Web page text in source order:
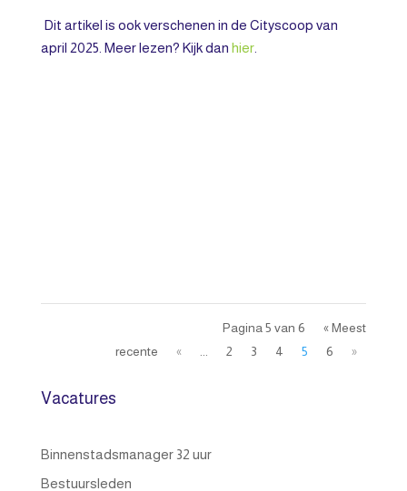
Dit artikel is ook verschenen in de Cityscoop van
april 2025. Meer lezen? Kijk dan hier.
Pagina 5 van 6
« Meest
recente
« 2 3 4 5 6 »
Vacatures
Binnenstadsmanager 32 uur
Bestuursleden